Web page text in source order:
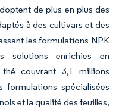
de plus en plus des
à des cultivars et des
les formulations NPK
solutions enrichies en
couvrant 3,1 millions
formulations spécialisées
et la qualité des feuilles,